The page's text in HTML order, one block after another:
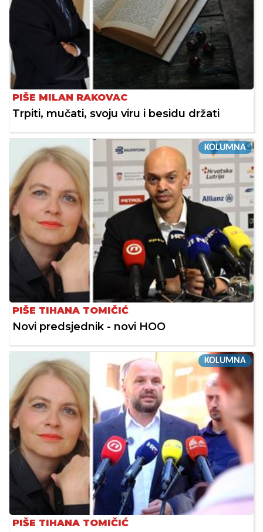
PIŠE MILAN RAKOVAC
Trpiti, mučati, svoju viru i besidu držati
KOLUMNA
PIŠE TIHANA TOMIČIĆ
Novi predsjednik - novi HOO
KOLUMNA
PIŠE TIHANA TOMIČIĆ